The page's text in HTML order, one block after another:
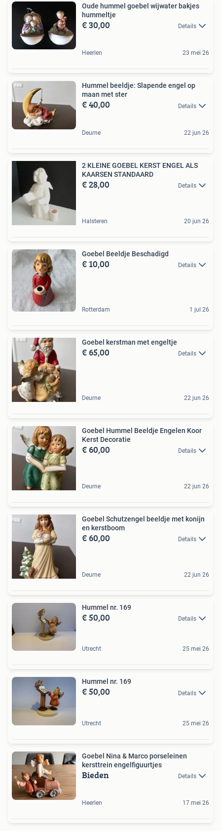
Oude hummel goebel wijwater bakjes
hummeltje
€ 30,00 Details
Heerlen 23 mei 26
Hummel beeldje: Slapende engel op
maan met ster
€ 40,00 Details
Deurne 22 jun 26
2 KLEINE GOEBEL KERST ENGEL ALS
KAARSEN STANDAARD
€ 28,00 Details
Halsteren 20 jun 26
Goebel Beeldje Beschadigd
€ 10,00 Details
Rotterdam 1 jul 26
Goebel kerstman met engeltje
€ 65,00 Details
Deurne 22 jun 26
Goebel Hummel Beeldje Engelen Koor
Kerst Decoratie
€ 60,00 Details
Deurne 22 jun 26
Goebel Schutzengel beeldje met konijn
en kerstboom
€ 60,00 Details
Deurne 22 jun 26
Hummel nr. 169
€ 50,00 Details
Utrecht 25 mei 26
Hummel nr. 169
€ 50,00 Details
Utrecht 25 mei 26
Goebel Nina & Marco porseleinen
kersttrein engelfiguurtjes
Bieden Details
Heerlen 17 mei 26